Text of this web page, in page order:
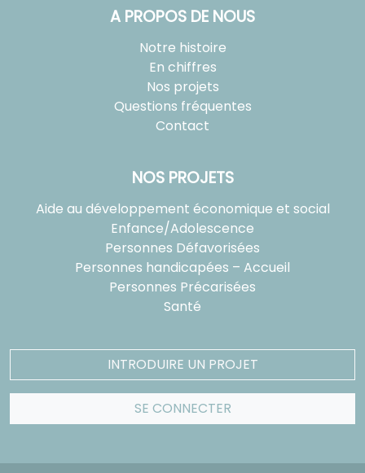
A PROPOS DE NOUS
Notre histoire
En chiffres
Nos projets
Questions fréquentes
Contact
NOS PROJETS
Aide au développement économique et social
Enfance/Adolescence
Personnes Défavorisées
Personnes handicapées – Accueil
Personnes Précarisées
Santé
INTRODUIRE UN PROJET
SE CONNECTER